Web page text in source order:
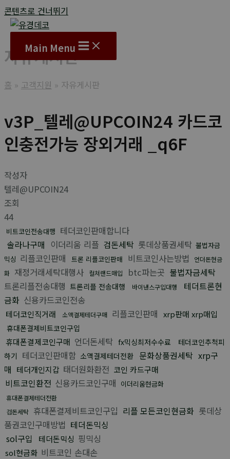
콘텐츠로 건너뛰기
Main Menu
자유게시판
홈 고객지원 자유게시판
v3P_텔레@UPCOIN24 카드코
인충전가능 장외거래 _q6F
작성자
텔레@UPCOIN24
조회
44
비트코인전송대행 테더코인판매합니다
솔라나구매 이더리움 리플 검돈세탁 롯데상품권세탁 불법자금
믹싱 리플코인판매 트론 리플코인판매 비트코인사는방법
언더돈현금
화 재정거래세탁대행사 컬쳐랜드매입 btc파는곳 불법자금세탁
트론리플전송대행 트론리플 전송대행 바이낸스구입대행
테더트론현
금화 신용카드코인전송
테더코인직거래 소액결제테더구매 리플코인판매 xrp판매 xrp매입
휴대폰결제비트코인구입
휴대폰결제코인구매 언더돈세탁 fx믹싱최저수수료
테더코인추척피
하기 테더코인판매함 소액결제테더전환 문화상품권세탁 xrp구
매 테더개인지갑 태더원화환전 코인 카드구매
비트코인환전 신용카드코인구매 이더리움현금화
휴대폰결제테더전환
검돈세탁 휴대폰결제비트코인구입 리플 모든코인현금화 롯데상
품권코인구매방법 테더돈믹싱
sol구입
테더돈믹싱 핑믹싱
sol현금화 비트코인 손대손